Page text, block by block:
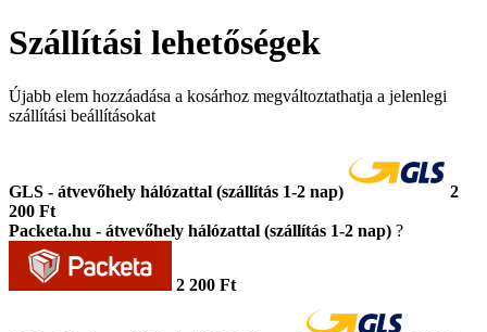
Szállítási lehetőségek
Újabb elem hozzáadása a kosárhoz megváltoztathatja a jelenlegi
szállítási beállításokat
GLS - átvevőhely hálózattal (szállítás 1-2 nap)
2
200 Ft
Packeta.hu - átvevőhely hálózattal (szállítás 1-2 nap) ?
2 200 Ft